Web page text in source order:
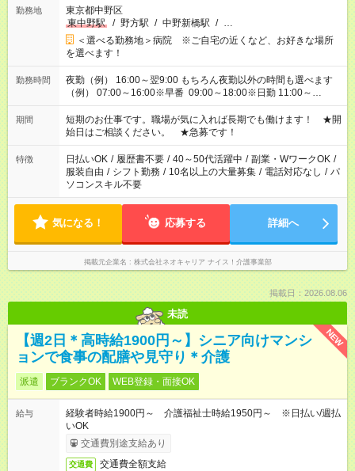
勤務地
東京都中野区
東中野駅
/ 野方駅 / 中野新橋駅 / …
＜選べる勤務地＞病院 ※ご自宅の近くなど、お好きな場所
を選べます！
勤務時間
夜勤（例） 16:00～翌9:00 もちろん夜勤以外の時間も選べます
（例） 07:00～16:00※早番 09:00～18:00※日勤 11:00～
20:00※遅番 ※時間は、固定・選べる施設もあるので、ご希望が
あれば調整できます！ ※シフト制。勤務地により実働時間が異
なります。★家庭の都合でお休みが必要な場合も遠慮なくご相談
ください。
期間
短期のお仕事です。職場が気に入れば長期でも働けます！ ★開
始日はご相談ください。 ★急募です！
特徴 日払いOK / 履歴書不要 / 40～50代活躍中 / 副業・WワークOK /
服装自由 / シフト勤務 / 10名以上の大量募集 / 電話対応なし / パ
ソコンスキル不要
気になる！ 応募する 詳細へ
掲載元企業名 株式会社ネオキャリア ナイス！介護事業部
掲載日：2026.08.06
未読
NEW
【週2日＊高時給1900円～】シニア向けマンシ
ョンで食事の配膳や見守り＊介護
派遣 ブランクOK WEB登録・面接OK
給与
経験者時給1900円～ 介護福祉士時給1950円～ ※日払い/週払
いOK
交通費別途支給あり
交通費 交通費全額支給